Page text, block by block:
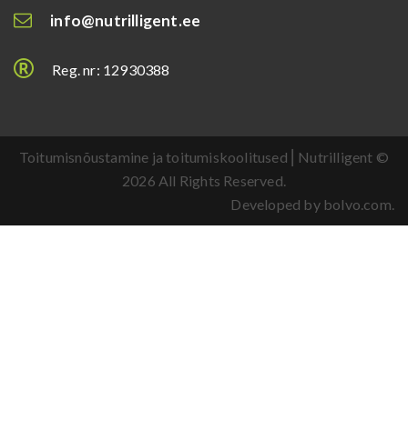
info@nutrilligent.ee
Reg. nr: 12930388
Toitumisnõustamine ja toitumiskoolitused ⎜Nutrilligent ©
2026 All Rights Reserved.
Developed by bolvo.com.